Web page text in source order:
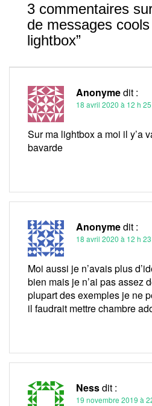
3 commentaires
de messages
lightbox”
Anonymedit :
18 avril 2020 à 12 h
Sur ma lightbox a moi il y’a
bavarde
Anonymedit :
18 avril 2020 à 12 h
Moi aussi je n’avais plus
bien mais je n’ai pas assez
plupart des exemples je ne
il faudrait mettre chambre
Nessdit :
19 novembre 2019 à